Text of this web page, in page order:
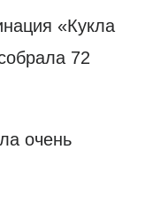
«Кукла
72
очень